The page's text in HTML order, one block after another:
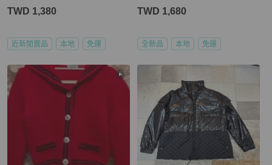
TWD 1,380
近新閒置品 本地 免運
TWD 1,680
全新品 本地 免運